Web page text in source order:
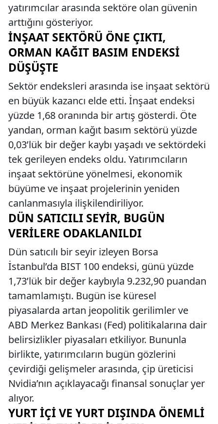
yatırımcılar arasında sektöre olan güvenin
arttığını gösteriyor.
İNŞAAT SEKTÖRÜ ÖNE ÇIKTI,
ORMAN KAĞIT BASIM ENDEKSI
DÜŞÜŞTE
Sektör endeksleri arasında ise inşaat sektörü
en büyük kazancı elde etti. İnşaat endeksi
yüzde 1,68 oranında bir artış gösterdi. Öte
yandan, orman kağıt basım sektörü yüzde
0,03’lük bir değer kaybı yaşadı ve sektördeki
tek gerileyen endeks oldu. Yatırımcıların
inşaat sektörüne yönelmesi, ekonomik
büyüme ve inşaat projelerinin yeniden
canlanmasıyla ilişkilendiriliyor.
DÜN SATICILI SEYIR, BUGÜN
VERILERE ODAKLANILDI
Dün satıcılı bir seyir izleyen Borsa
İstanbul’da BIST 100 endeksi, günü yüzde
1,73’lük bir değer kaybıyla 9.232,90 puandan
tamamlamıştı. Bugün ise küresel
piyasalarda artan jeopolitik gerilimler ve
ABD Merkez Bankası (Fed) politikalarına dair
belirsizlikler piyasaları etkiliyor. Bununla
birlikte, yatırımcıların bugün gözlerini
çevirdiği gelişmeler arasında, çip üreticisi
Nvidia’nın açıklayacağı finansal sonuçlar yer
alıyor.
YURT İÇI VE YURT DIŞINDA ÖNEMLI